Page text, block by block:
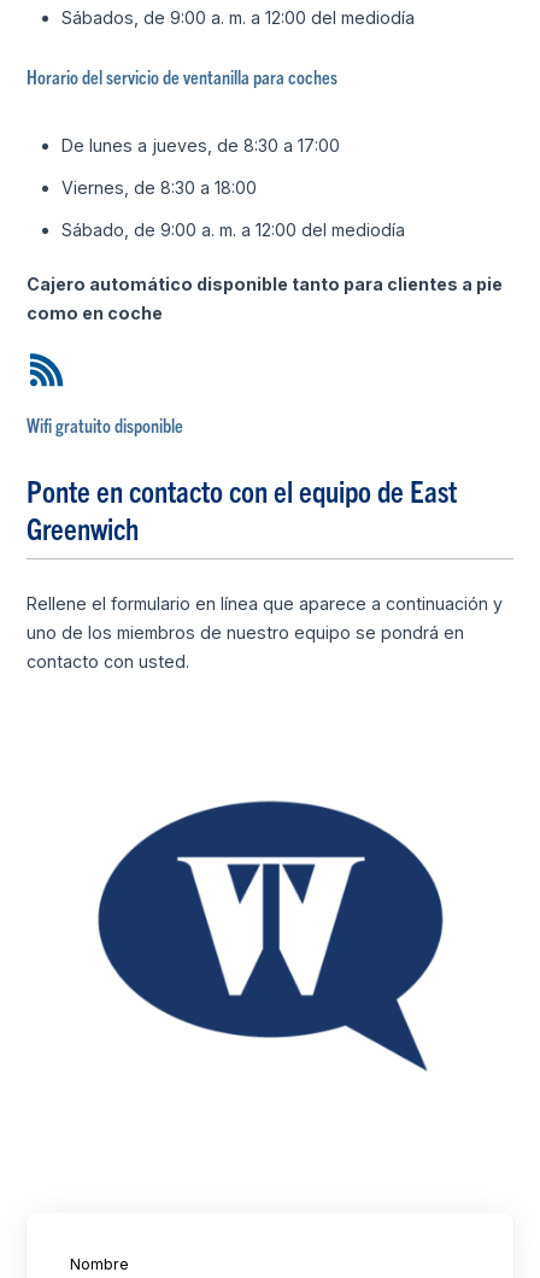
Sábados, de 9:00 a. m. a 12:00 del mediodía
Horario del servicio de ventanilla para coches
De lunes a jueves, de 8:30 a 17:00
Viernes, de 8:30 a 18:00
Sábado, de 9:00 a. m. a 12:00 del mediodía
Cajero automático disponible tanto para clientes a pie
como en coche
Wifi gratuito disponible
Ponte en contacto con el equipo de East
Greenwich
Rellene el formulario en línea que aparece a continuación y
uno de los miembros de nuestro equipo se pondrá en
contacto con usted.
Nombre